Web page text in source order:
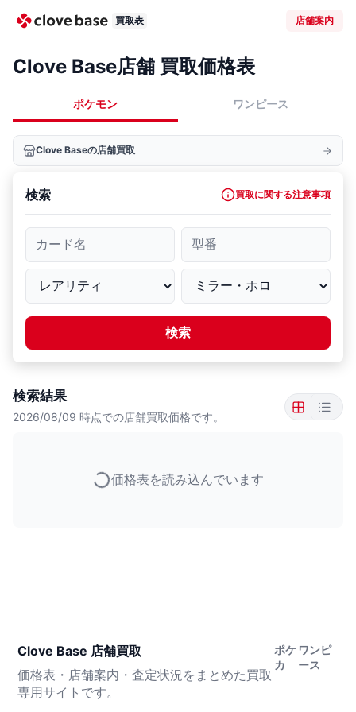
買取表 店舗案内
Clove Base店舗 買取価格表
ポケモン ワンピース
Clove Baseの店舗買取
検索 買取に関する注意事項
カード名 型番
検索
検索結果
2026/08/09 時点での店舗買取価格です。
価格表を読み込んでいます
Clove Base 店舗買取
価格表・店舗案内・査定状況をまとめた買取
専用サイトです。
ポケ
カ
ワンピ
ース